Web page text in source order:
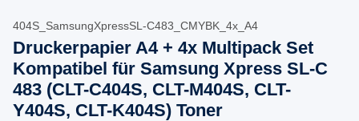
404S_SamsungXpressSL-C483_CMYBK_4x_A4
Druckerpapier A4 + 4x Multipack Set
Kompatibel für Samsung Xpress SL-C
483 (CLT-C404S, CLT-M404S, CLT-
Y404S, CLT-K404S) Toner